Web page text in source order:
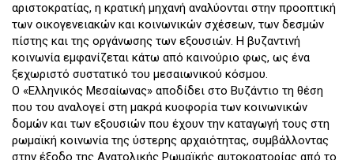
αριστοκρατίας, η κρατική μηχανή αναλύονται στην προοπτική
των οικογενειακών και κοινωνικών σχέσεων, των δεσμών
πίστης και της οργάνωσης των εξουσιών. Η βυζαντινή
κοινωνία εμφανίζεται κάτω από καινούριο φως, ως ένα
ξεχωριστό συστατικό του μεσαιωνικού κόσμου.
Ο «Ελληνικός Μεσαίωνας» αποδίδει στο Βυζάντιο τη θέση
που του αναλογεί στη μακρά κυοφορία των κοινωνικών
δομών και των εξουσιών που έχουν την καταγωγή τους στη
ρωμαϊκή κοινωνία της ύστερης αρχαιότητας, συμβάλλοντας
στην έξοδο της Ανατολικής Ρωμαϊκής αυτοκρατορίας από το